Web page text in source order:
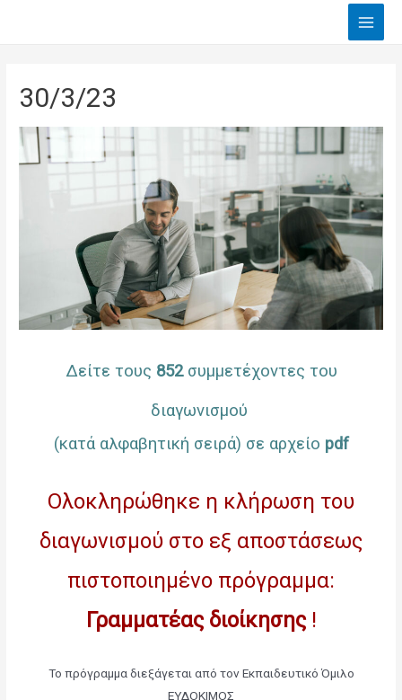
Main
30/3/23
Δείτε τους 852συμμετέχοντες του
διαγωνισμού
(κατά αλφαβητική σειρά) σε αρχείο pdf
Ολοκληρώθηκε η κλήρωση του
διαγωνισμού στο εξ αποστάσεως
πιστοποιημένο πρόγραμμα:
Γραμματέας διοίκησης !
Το πρόγραμμα διεξάγεται από τον Εκπαιδευτικό Όμιλο
ΕΥΔΟΚΙΜΟΣ